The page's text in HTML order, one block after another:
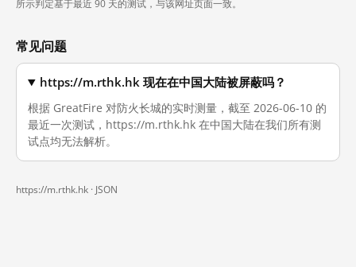
所示判定基于最近 90 天的测试，与该网址页面一致。
常见问题
https://m.rthk.hk 现在在中国大陆被屏蔽吗？
根据 GreatFire 对防火长城的实时测量，截至 2026-06-10 的
最近一次测试，https://m.rthk.hk 在中国大陆在我们所有测
试点均无法解析。
https://m.rthk.hk · JSON